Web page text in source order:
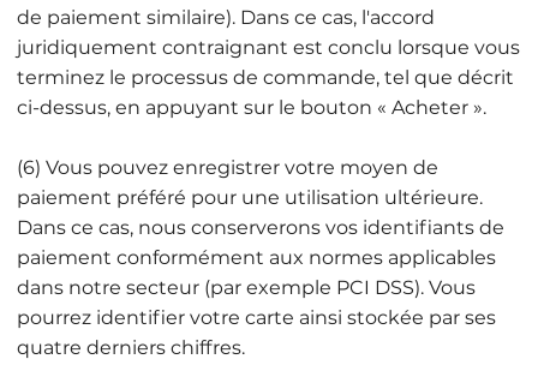
de paiement similaire). Dans ce cas, l'accord
juridiquement contraignant est conclu lorsque vous
terminez le processus de commande, tel que décrit
ci-dessus, en appuyant sur le bouton « Acheter ».
(6) Vous pouvez enregistrer votre moyen de
paiement préféré pour une utilisation ultérieure.
Dans ce cas, nous conserverons vos identifiants de
paiement conformément aux normes applicables
dans notre secteur (par exemple PCI DSS). Vous
pourrez identifier votre carte ainsi stockée par ses
quatre derniers chiffres.